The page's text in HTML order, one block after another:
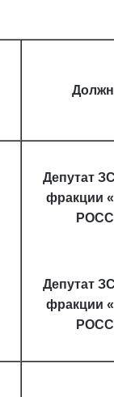
Депутат
фракции
Депутат
фракции